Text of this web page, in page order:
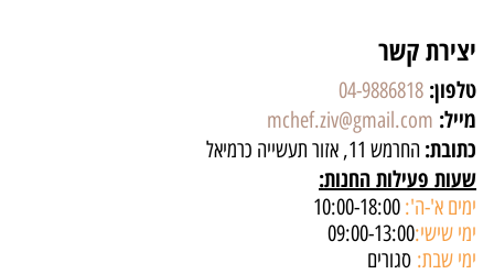
יצירת קשר
טלפון: 04-9886818
מייל: mchef.ziv@gmail.com
כתובת: החרמש 11, אזור תעשייה כרמיאל
שעות פעילות החנות:
ימים א'-ה':
ימי שישי:09:00-13:00
ימי שבת: סגורים